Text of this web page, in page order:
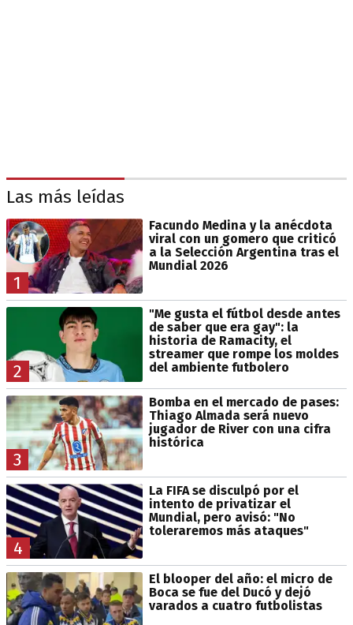
Las más leídas
1
Facundo Medina y la anécdota
viral con un gomero que criticó
a la Selección Argentina tras el
Mundial 2026
2
"Me gusta el fútbol desde antes
de saber que era gay": la
historia de Ramacity, el
streamer que rompe los moldes
del ambiente futbolero
3
Bomba en el mercado de pases:
Thiago Almada será nuevo
jugador de River con una cifra
histórica
4
La FIFA se disculpó por el
intento de privatizar el
Mundial, pero avisó: "No
toleraremos más ataques"
El blooper del año: el micro de
Boca se fue del Ducó y dejó
varados a cuatro futbolistas